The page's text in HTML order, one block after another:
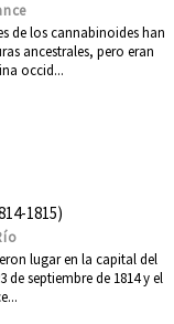
de los cannabinoides han
ancestrales, pero eran
occid...
1815)
lugar en la capital del
septiembre de 1814 y el